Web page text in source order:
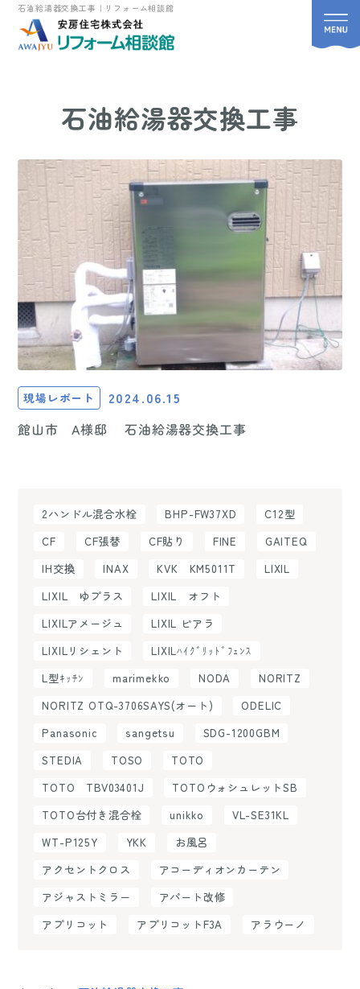
石油給湯器交換工事｜リフォーム相談館
石油給湯器交換工事
現場レポート 2024.06.15
館山市 A様邸 石油給湯器交換工事
2ハンドル混合水栓 BHP-FW37XD
C12型
CF
CF張替 CF貼り FINE
GAITEQ
IH交換
INAX KVK KM5011T
LIXIL
LIXIL ゆプラス
LIXIL オフト
LIXILアメージュ
LIXIL ピアラ
LIXILリシェント
LIXILﾊｲｸﾞﾘｯﾄﾞﾌｪﾝｽ
L型ｷｯﾁﾝ
marimekko NODA
NORITZ
NORITZ OTQ-3706SAYS(オート)
ODELIC
Panasonic
sangetsu
SDG-1200GBM
STEDIA
TOSO
TOTO
TOTO TBV03401J
TOTOウォシュレットSB
TOTO台付き混合栓
unikko
VL-SE31KL
WT-P125Y
YKK
お風呂
アクセントクロス
アコーディオンカーテン
アジャストミラー
アパート改修
アプリコット
アプリコットF3A アラウーノ